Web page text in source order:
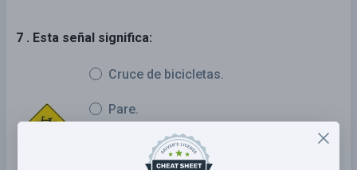
7 . Esta señal significa:
Cruce de bicicletas.
Pare.
Multa doble en zona en obras.